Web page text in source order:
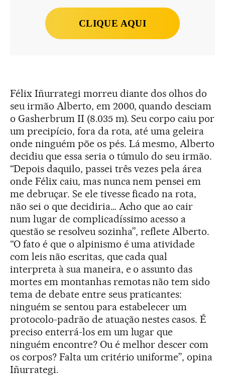
CLIQUE AQUI
Félix Iñurrategi morreu diante dos olhos do
seu irmão Alberto, em 2000, quando desciam
o Gasherbrum II (8.035 m). Seu corpo caiu por
um precipício, fora da rota, até uma geleira
onde ninguém põe os pés. Lá mesmo, Alberto
decidiu que essa seria o túmulo do seu irmão.
“Depois daquilo, passei três vezes pela área
onde Félix caiu, mas nunca nem pensei em
me debruçar. Se ele tivesse ficado na rota,
não sei o que decidiria… Acho que ao cair
num lugar de complicadíssimo acesso a
questão se resolveu sozinha”, reflete Alberto.
“O fato é que o alpinismo é uma atividade
com leis não escritas, que cada qual
interpreta à sua maneira, e o assunto das
mortes em montanhas remotas não tem sido
tema de debate entre seus praticantes:
ninguém se sentou para estabelecer um
protocolo-padrão de atuação nestes casos. É
preciso enterrá-los em um lugar que
ninguém encontre? Ou é melhor descer com
os corpos? Falta um critério uniforme”, opina
Iñurrategi.